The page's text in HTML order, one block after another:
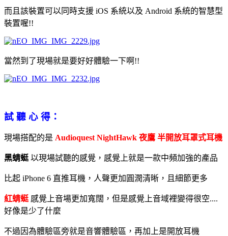
而且該裝置可以同時支援 iOS 系統以及 Android 系統的智慧型
裝置喔!!
當然到了現場就是要好好體驗一下啊!!
試 聽 心 得：
現場搭配的是 Audioquest NightHawk 夜鷹 半開放耳罩式耳機
黑蜻蜓 以現場試聽的感覺，感覺上就是一款中頻加強的產品
比起 iPhone 6 直推耳機，人聲更加圓潤清晰，且細節更多
紅蜻蜓 感覺上音場更加寬闊，但是感覺上音域裡變得很空....
好像是少了什麼
不過因為體驗區旁就是音響體驗區，再加上是開放耳機